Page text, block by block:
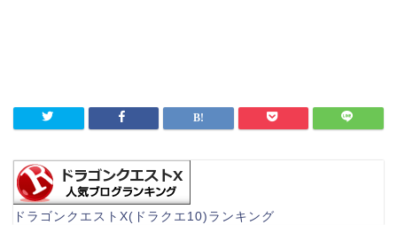
ドラゴンクエストX(ドラクエ10)ランキング